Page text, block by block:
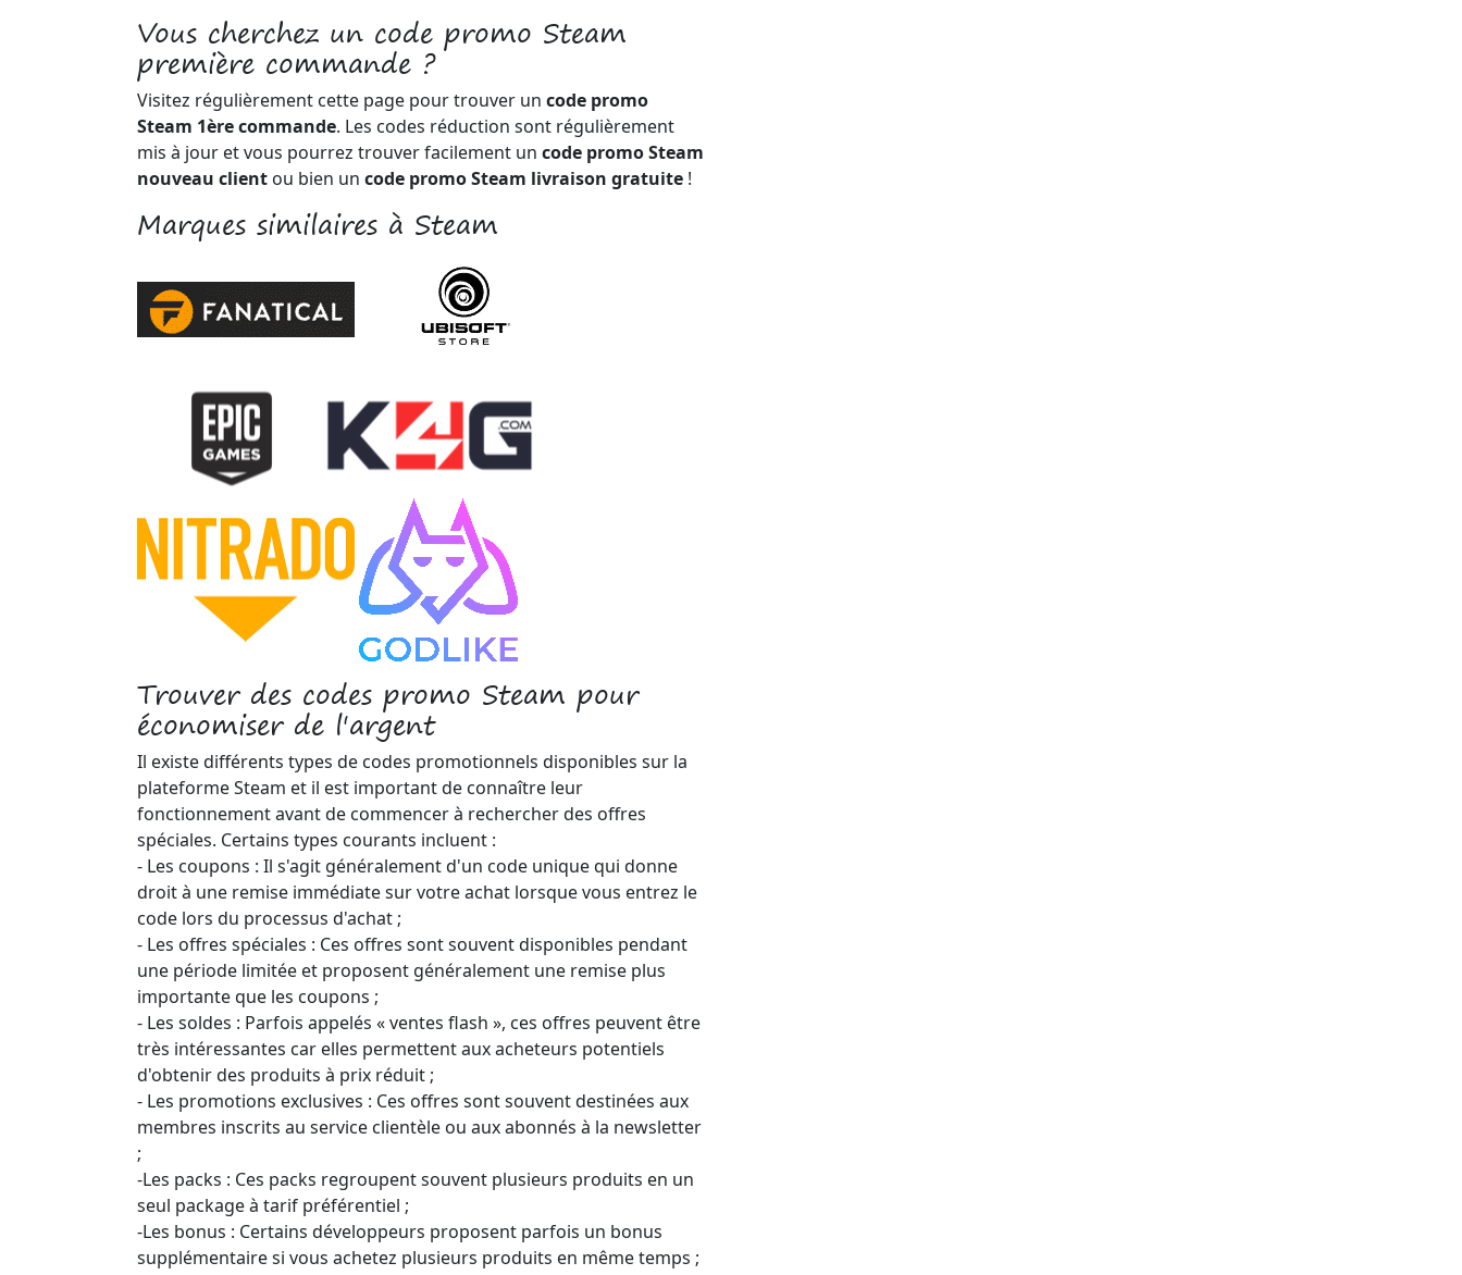
Vous cherchez un code promo Steam
première commande ?
Visitez régulièrement cette page pour trouver un code promo
Steam 1ère commande. Les codes réduction sont régulièrement
mis à jour et vous pourrez trouver facilement un code promo Steam
nouveau client ou bien un code promo Steam livraison gratuite !
Marques similaires à Steam
Trouver des codes promo Steam pour
économiser de l'argent
Il existe différents types de codes promotionnels disponibles sur la
plateforme Steam et il est important de connaître leur
fonctionnement avant de commencer à rechercher des offres
spéciales. Certains types courants incluent :
- Les coupons : Il s'agit généralement d'un code unique qui donne
droit à une remise immédiate sur votre achat lorsque vous entrez le
code lors du processus d'achat ;
- Les offres spéciales : Ces offres sont souvent disponibles pendant
une période limitée et proposent généralement une remise plus
importante que les coupons ;
- Les soldes : Parfois appelés « ventes flash », ces offres peuvent être
très intéressantes car elles permettent aux acheteurs potentiels
d'obtenir des produits à prix réduit ;
- Les promotions exclusives : Ces offres sont souvent destinées aux
membres inscrits au service clientèle ou aux abonnés à la newsletter
;
-Les packs : Ces packs regroupent souvent plusieurs produits en un
seul package à tarif préférentiel ;
-Les bonus : Certains développeurs proposent parfois un bonus
supplémentaire si vous achetez plusieurs produits en même temps ;